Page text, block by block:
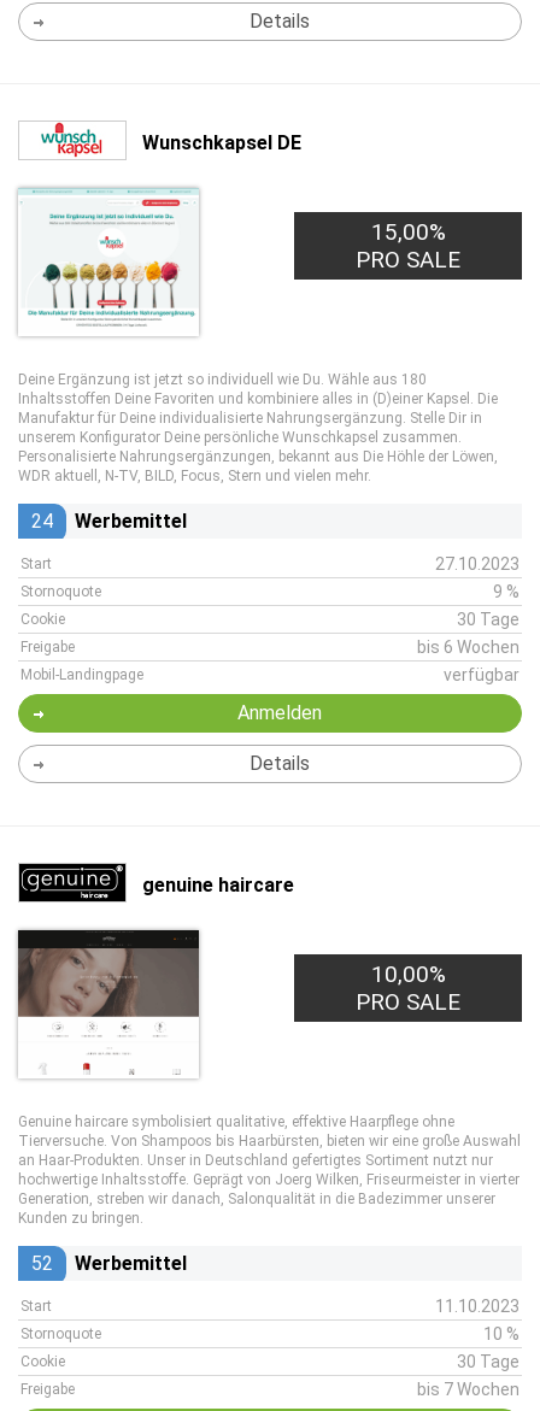
Details
Wunschkapsel DE
15,00%
PRO SALE
Deine Ergänzung ist jetzt so individuell wie Du. Wähle aus 180
Inhaltsstoffen Deine Favoriten und kombiniere alles in (D)einer Kapsel. Die
Manufaktur für Deine individualisierte Nahrungsergänzung. Stelle Dir in
unserem Konfigurator Deine persönliche Wunschkapsel zusammen.
Personalisierte Nahrungsergänzungen, bekannt aus Die Höhle der Löwen,
WDR aktuell, N-TV, BILD, Focus, Stern und vielen mehr.
24 Werbemittel
Start 27.10.2023
Stornoquote 9 %
Cookie 30 Tage
Freigabe bis 6 Wochen
Mobil-Landingpage verfügbar
Anmelden
Details
genuine haircare
10,00%
PRO SALE
Genuine haircare symbolisiert qualitative, effektive Haarpflege ohne
Tierversuche. Von Shampoos bis Haarbürsten, bieten wir eine große Auswahl
an Haar-Produkten. Unser in Deutschland gefertigtes Sortiment nutzt nur
hochwertige Inhaltsstoffe. Geprägt von Joerg Wilken, Friseurmeister in vierter
Generation, streben wir danach, Salonqualität in die Badezimmer unserer
Kunden zu bringen.
52 Werbemittel
Start 11.10.2023
Stornoquote 10 %
Cookie 30 Tage
Freigabe bis 7 Wochen